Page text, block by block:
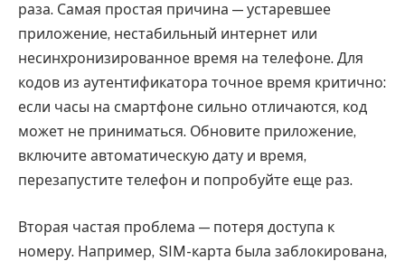
раза. Самая простая причина — устаревшее
приложение, нестабильный интернет или
несинхронизированное время на телефоне. Для
кодов из аутентификатора точное время критично:
если часы на смартфоне сильно отличаются, код
может не приниматься. Обновите приложение,
включите автоматическую дату и время,
перезапустите телефон и попробуйте еще раз.
Вторая частая проблема — потеря доступа к
номеру. Например, SIM-карта была заблокирована,